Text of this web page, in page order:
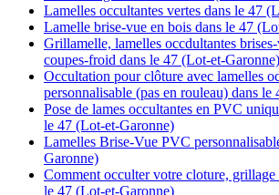
Lamelles occultantes vertes dans le 47
Lamelle brise-vue en bois dans le 47
Grillamelle, lamelles occdultantes
coupes-froid dans le 47 (Lot-et-Garonne)
Occultation pour clôture avec lamelles
personnalisable (pas en rouleau) dans
Pose de lames occultantes en PVC
le 47 (Lot-et-Garonne)
Lamelles Brise-Vue PVC
Garonne)
Comment occulter votre cloture,
le 47 (Lot-et-Garonne)